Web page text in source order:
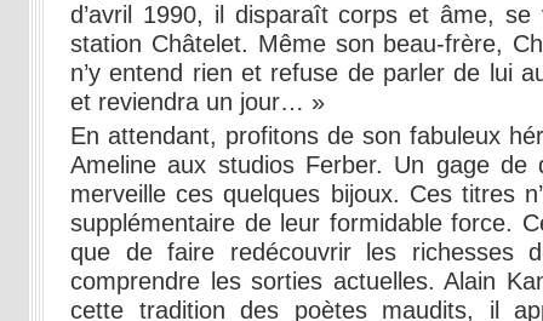
d’avril 1990, il disparaît corps et âme,
station Châtelet. Même son beau-frère,
n’y entend rien et refuse de parler de lui
et reviendra un jour… »
En attendant, profitons de son fabuleux
Ameline aux studios Ferber. Un gage de
merveille ces quelques bijoux. Ces titres
supplémentaire de leur formidable force.
que de faire redécouvrir les richesses
comprendre les sorties actuelles. Alain
cette tradition des poètes maudits, il